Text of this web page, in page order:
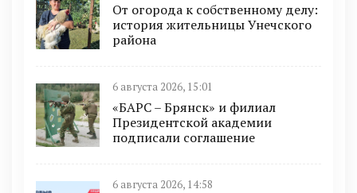
От огорода к собственному делу:
история жительницы Унечского
района
6 августа 2026, 15:01
«БАРС – Брянск» и филиал
Президентской академии
подписали соглашение
6 августа 2026, 14:58